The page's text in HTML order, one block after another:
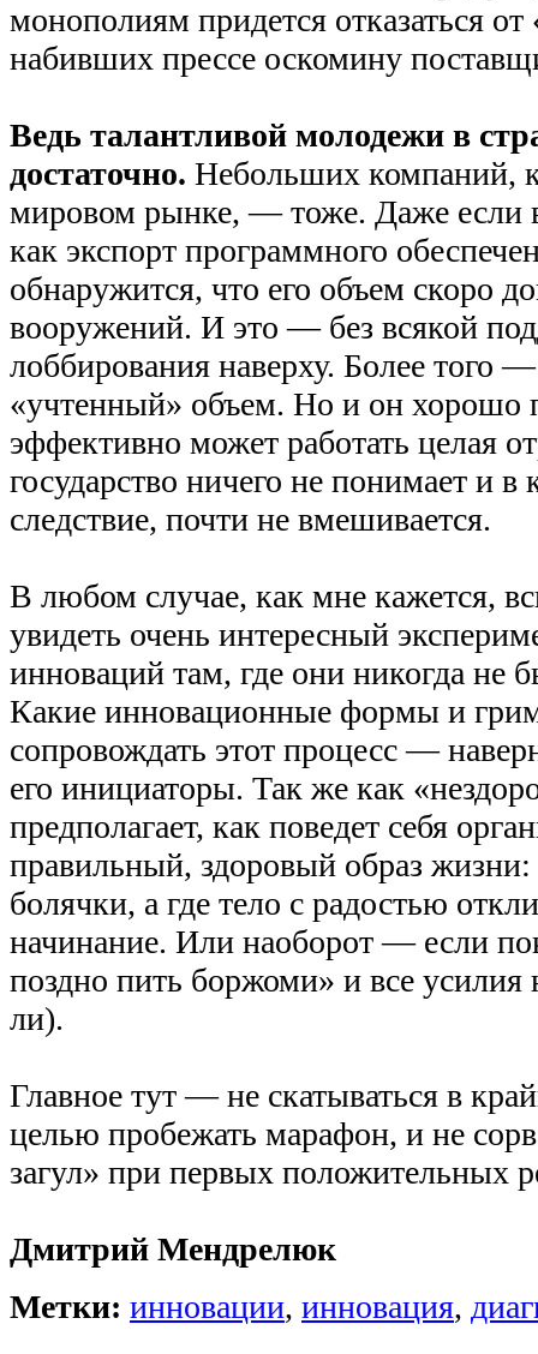
монополиям придется отказаться
набивших прессе оскомину
Ведь талантливой молодежи в
достаточно. Небольших компаний,
мировом рынке, — тоже. Даже если
как экспорт программного
обнаружится, что его объем скоро
вооружений. И это — без всякой
лоббирования наверху. Более того
«учтенный» объем. Но и он хорошо
эффективно может работать целая
государство ничего не понимает и в
следствие, почти не вмешивается.
В любом случае, как мне кажется,
увидеть очень интересный
инноваций там, где они никогда не
Какие инновационные формы и
сопровождать этот процесс —
его инициаторы. Так же как
предполагает, как поведет себя
правильный, здоровый образ жизни:
болячки, а где тело с радостью
начинание. Или наоборот — если
поздно пить боржоми» и все усилия
ли).
Главное тут — не скатываться в
целью пробежать марафон, и не
загул» при первых положительных
Дмитрий Мендрелюк
Метки: инновации, инновация,